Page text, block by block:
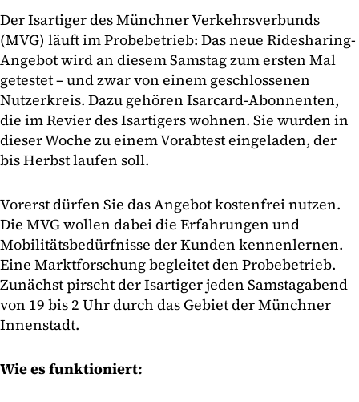
Der Isartiger des Münchner Verkehrsverbunds
(MVG) läuft im Probebetrieb: Das neue Ridesharing-
Angebot wird an diesem Samstag zum ersten Mal
getestet – und zwar von einem geschlossenen
Nutzerkreis. Dazu gehören Isarcard-Abonnenten,
die im Revier des Isartigers wohnen. Sie wurden in
dieser Woche zu einem Vorabtest eingeladen, der
bis Herbst laufen soll.
Vorerst dürfen Sie das Angebot kostenfrei nutzen.
Die MVG wollen dabei die Erfahrungen und
Mobilitätsbedürfnisse der Kunden kennenlernen.
Eine Marktforschung begleitet den Probebetrieb.
Zunächst pirscht der Isartiger jeden Samstagabend
von 19 bis 2 Uhr durch das Gebiet der Münchner
Innenstadt.
Wie es funktioniert: